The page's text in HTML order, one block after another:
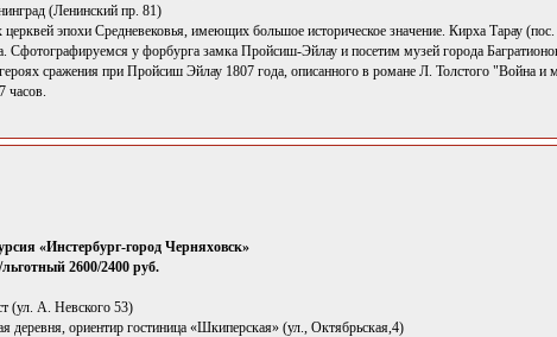
(Ленинский пр. 81)
эпохи Средневековья, имеющих большое историческое значение. Кирха Тарау
Сфотографируемся у форбурга замка Пройсиш-Эйлау и посетим музей города
сражения при Пройсиш Эйлау 1807 года, описанного в романе Л. Толстого "Война
часов.
«Инстербург-город Черняховск»
2600/2400 руб.
(ул. А. Невского 53)
деревня, ориентир гостиница «Шкиперская» (ул., Октябрьская,4)